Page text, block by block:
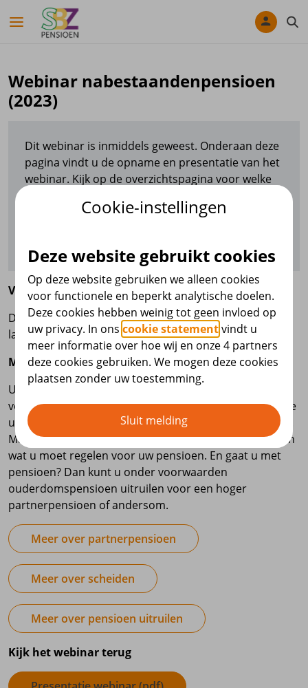
Navigatie overslaan
Webinar nabestaandenpensioen
(2023)
Dit webinar is inmiddels geweest. Onderaan deze
pagina vindt u de opname en presentatie van het
webinar. Kijk op de overzichtspagina voor welke
Voor wie
Deelnemers die hun partner verzorgd achter willen
laten.
Meer over dit onderwerp
Uw partner kan recht hebben op partnerpensioen. Dit
verschilt per pensioenregeling. In dit webinar leggen we
uit wat er bij uw overlijden is geregeld voor uw partner.
Maar ook als u uit elkaar gaat, is het belangrijk te weten
wat u moet regelen voor uw pensioen. En gaat u met
pensioen? Dan kunt u onder voorwaarden
ouderdomspensioen uitruilen voor een hoger
partnerpensioen of andersom.
Meer over partnerpensioen
Meer over scheiden
Meer over pensioen uitruilen
Kijk het webinar terug
Cookie-instellingen
Deze website gebruikt cookies
Op deze website gebruiken we alleen cookies
voor functionele en beperkt analytische doelen.
Deze cookies hebben weinig tot geen invloed op
uw privacy. In onscookie statementvindt u
meer informatie over hoe wij en onze 4 partners
deze cookies gebruiken. We mogen deze cookies
plaatsen zonder uw toestemming.
Sluit melding